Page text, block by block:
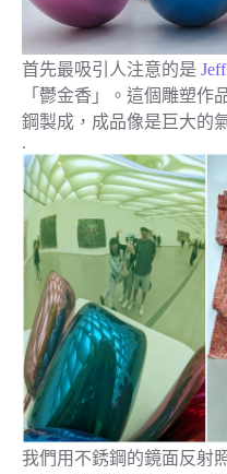
首先最吸引人注意的是
「鬱金香」。這個雕塑作
鋼製成，成品像是巨大的
.
我們用不銹鋼的鏡面反射